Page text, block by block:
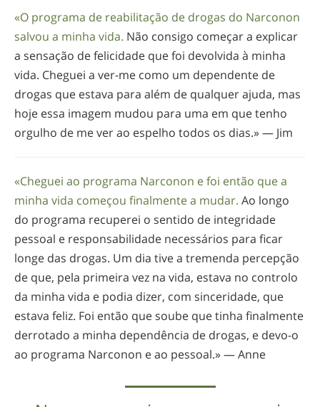
«O programa de reabilitação de drogas do Narconon
salvou a minha vida. Não consigo começar a explicar
a sensação de felicidade que foi devolvida à minha
vida. Cheguei a ver-me como um dependente de
drogas que estava para além de qualquer ajuda, mas
hoje essa imagem mudou para uma em que tenho
orgulho de me ver ao espelho todos os dias.» — Jim
«Cheguei ao programa Narconon e foi então que a
minha vida começou finalmente a mudar. Ao longo
do programa recuperei o sentido de integridade
pessoal e responsabilidade necessários para ficar
longe das drogas. Um dia tive a tremenda percepção
de que, pela primeira vez na vida, estava no controlo
da minha vida e podia dizer, com sinceridade, que
estava feliz. Foi então que soube que tinha finalmente
derrotado a minha dependência de drogas, e devo-o
ao programa Narconon e ao pessoal.» — Anne